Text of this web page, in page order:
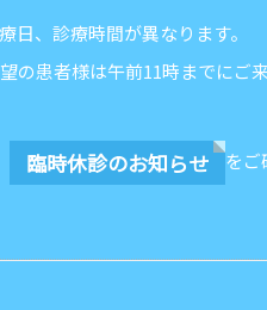
日、診療時間が異なります。
の患者様は午前11時までにご
臨時休診のお知らせ をご